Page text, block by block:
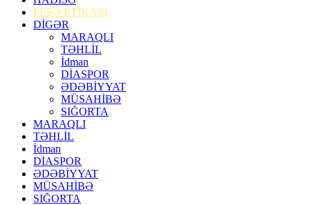
PEŞƏ ETİKASI
DİGƏR
MARAQLI
TƏHLİL
İdman
DİASPOR
ƏDƏBİYYAT
MÜSAHİBƏ
SIĞORTA
MARAQLI
TƏHLİL
İdman
DİASPOR
ƏDƏBİYYAT
MÜSAHİBƏ
SIĞORTA